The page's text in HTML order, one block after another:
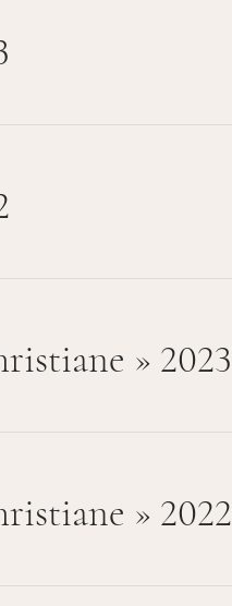
» 2023
» 2022